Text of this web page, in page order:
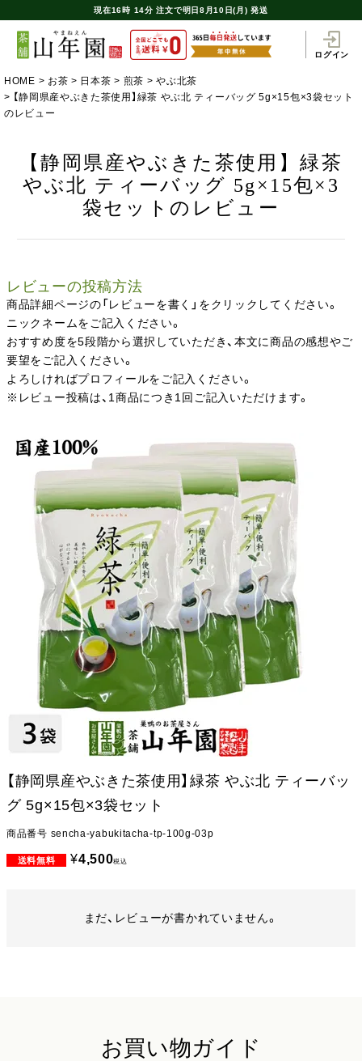
現在16時 14分 注文で明日8月10日(月) 発送
ログイン
HOME お茶 日本茶 煎茶
やぶ北茶
【静岡県産やぶきた茶使用】緑茶 やぶ北 ティーバッグ 5g×15包×3袋セット
のレビュー
【静岡県産やぶきた茶使用】緑茶
やぶ北 ティーバッグ 5g×15包×3
袋セットのレビュー
レビューの投稿方法
商品詳細ページの「レビューを書く」をクリックしてください。
ニックネームをご記入ください。
おすすめ度を5段階から選択していただき、本文に商品の感想やご
要望をご記入ください。
よろしければプロフィールをご記入ください。
※レビュー投稿は、1商品につき1回ご記入いただけます。
【静岡県産やぶきた茶使用】緑茶 やぶ北 ティーバッ
グ 5g×15包×3袋セット
商品番号 sencha-yabukitacha-tp-100g-03p
¥4,500税込
まだ、レビューが書かれていません。
お買い物ガイド